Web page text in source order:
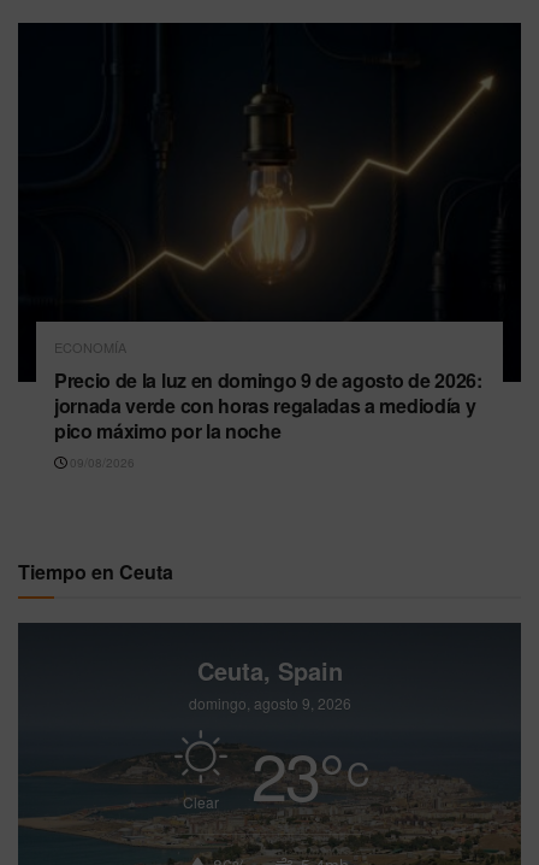
ECONOMÍA
Precio de la luz en domingo 9 de agosto de 2026:
jornada verde con horas regaladas a mediodía y
pico máximo por la noche
09/08/2026
Tiempo en Ceuta
Ceuta, Spain
domingo, agosto 9, 2026
Clear 23°C